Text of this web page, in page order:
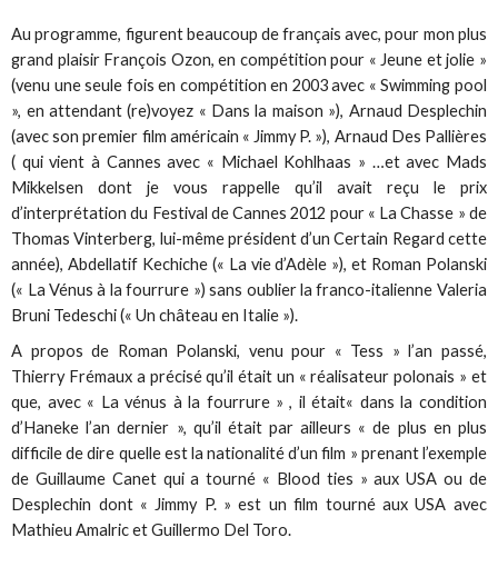
Au programme, figurent beaucoup de français avec, pour mon plus
grand plaisir François Ozon, en compétition pour « Jeune et jolie »
(venu une seule fois en compétition en 2003 avec « Swimming pool
», en attendant (re)voyez « Dans la maison »), Arnaud Desplechin
(avec son premier film américain « Jimmy P. »), Arnaud Des Pallières
( qui vient à Cannes avec « Michael Kohlhaas » …et avec Mads
Mikkelsen dont je vous rappelle qu’il avait reçu le prix
d’interprétation du Festival de Cannes 2012 pour « La Chasse » de
Thomas Vinterberg, lui-même président d’un Certain Regard cette
année), Abdellatif Kechiche (« La vie d’Adèle »), et Roman Polanski
(« La Vénus à la fourrure ») sans oublier la franco-italienne Valeria
Bruni Tedeschi (« Un château en Italie »).
A propos de Roman Polanski, venu pour « Tess » l’an passé,
Thierry Frémaux a précisé qu’il était un « réalisateur polonais » et
que, avec « La vénus à la fourrure » , il était« dans la condition
d’Haneke l’an dernier », qu’il était par ailleurs « de plus en plus
difficile de dire quelle est la nationalité d’un film » prenant l’exemple
de Guillaume Canet qui a tourné « Blood ties » aux USA ou de
Desplechin dont « Jimmy P. » est un film tourné aux USA avec
Mathieu Amalric et Guillermo Del Toro.